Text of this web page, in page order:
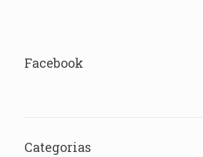
Facebook
Categorias